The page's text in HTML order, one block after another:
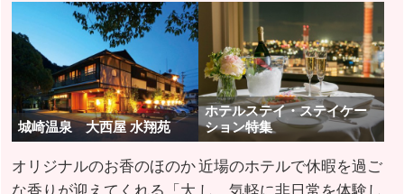
城崎温泉 大西屋 水翔苑
オリジナルのお香のほのか
ホテルステイ・ステイケー
ション特集
近場のホテルで休暇を過ご